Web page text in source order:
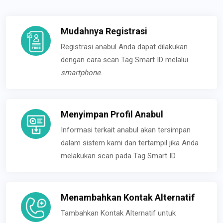
Mudahnya Registrasi
Registrasi anabul Anda dapat dilakukan
dengan cara scan Tag Smart ID melalui
smartphone.
Menyimpan Profil Anabul
Informasi terkait anabul akan tersimpan
dalam sistem kami dan tertampil jika Anda
melakukan scan pada Tag Smart ID.
Menambahkan Kontak Alternatif
Tambahkan Kontak Alternatif untuk